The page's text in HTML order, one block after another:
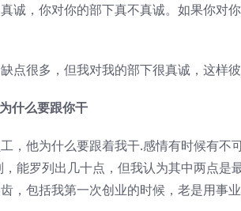
诚，你对你的部下真不真诚。如果你对
点很多，但我对我的部下很真诚，这样彼
么要跟你干
，他为什么要跟着我干.感情有时候有不
能罗列出几十点，但我认为其中两点是
，包括我第一次创业的时候，老是用事